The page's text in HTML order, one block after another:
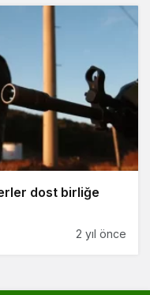
dost birliğe
2 yıl önce